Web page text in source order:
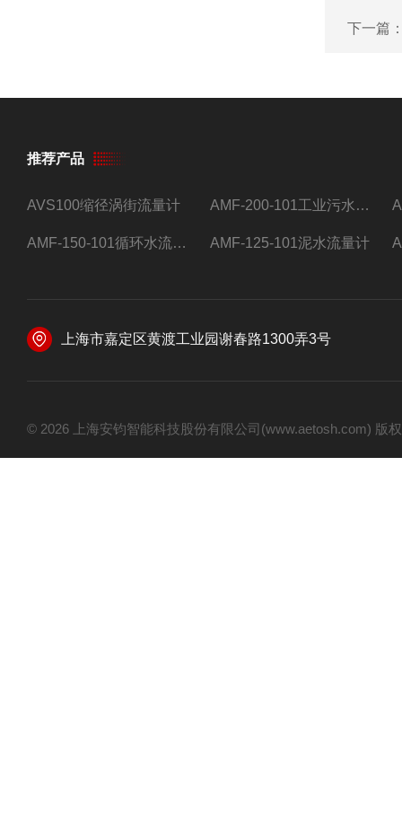
下一篇
推荐产品
AVS100缩径涡街流量计 AMF-200-101工业污水流量计
AMF-150-101循环水流量计,电磁流量计 AMF-125-101泥水流量计
上海市嘉定区黄渡工业园谢春路1300弄3号
© 2026 上海安钧智能科技股份有限公司(www.aetosh.com)